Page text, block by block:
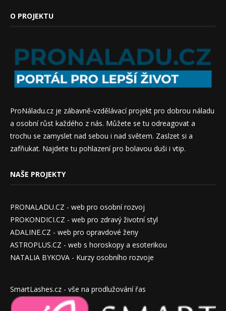
O PROJEKTU
ProNáladu.cz je zábavně-vzdělávací projekt pro dobrou náladu
a osobní růst každého z nás. Můžete se tu odreagovat a
trochu se zamyslet nad sebou i nad světem. Zaslzet si a
zafňukat. Najdete tu pohlazení pro bolavou duši i vtip.
NAŠE PROJEKTY
PRONALADU.CZ - web pro osobní rozvoj
PROKONDICI.CZ - web pro zdravý životní styl
ADALINE.CZ - web pro opravdové ženy
ASTROPLUS.CZ - web s horoskopy a esoterikou
NATALIA BYKOVA - Kurzy osobního rozvoje
SmartLashes.cz - vše na prodlužování řas